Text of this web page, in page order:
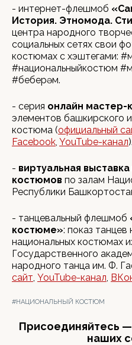
- интернет-флешмоб
История. Этномода.
центра народного
социальных сетях свои
костюмах с хэштегами:
#национальныйкостюм
#беҙберҙәм.
- серия онлайн мастер-
элементов башкирского
костюма (официальный
Facebook, YouTube-канал).
- виртуальная
костюмов по залам
Республики
- танцевальный флешмоб
костюме»: показ
национальных костюмах
Государственного
народного танца им. Ф.
сайт, YouTube-канал,
#НАЦИОНАЛЬНЫЙ КОСТЮМ
Присоединяйтесь
наших